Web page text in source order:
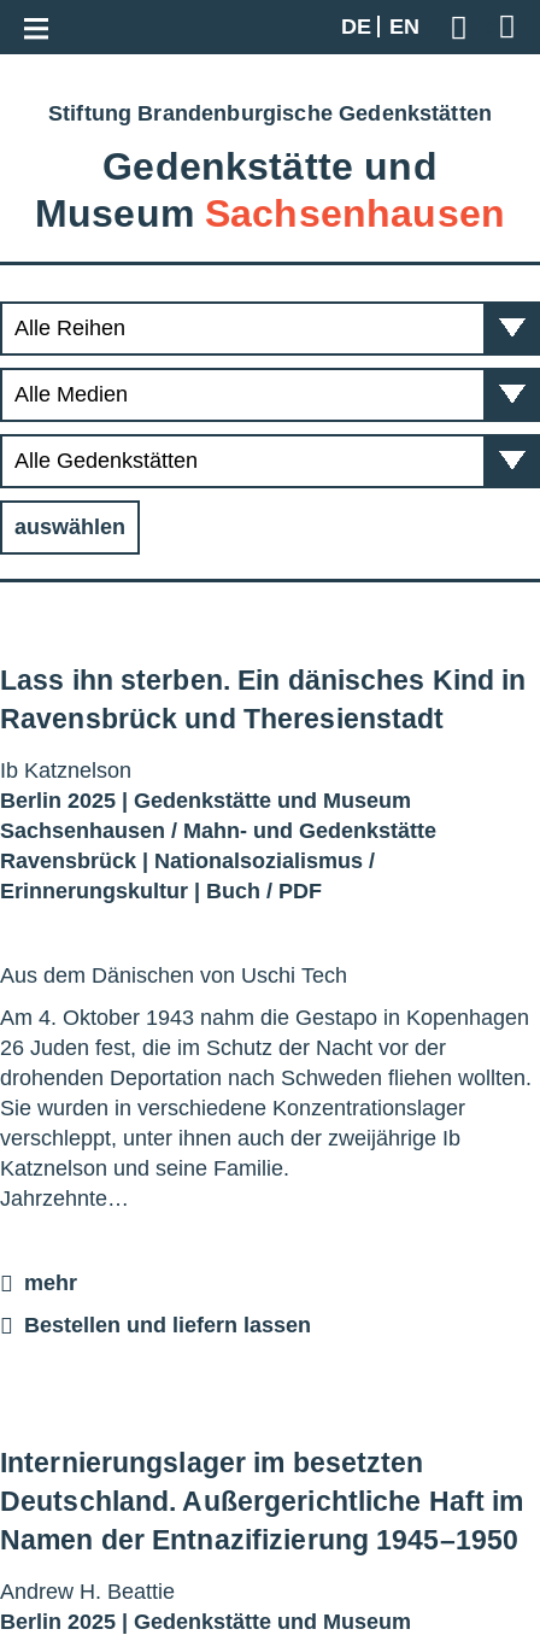
DE
EN
Geben
Zur Gesamtübersicht
Stiftung Brandenburgische Gedenkstätten
Gedenkstätte und
Museum Sachsenhausen
auswählen
Lass ihn sterben. Ein dänisches Kind in
Ravensbrück und Theresienstadt
Ib Katznelson
Berlin 2025 | Gedenkstätte und Museum
Sachsenhausen / Mahn- und Gedenkstätte
Ravensbrück | Nationalsozialismus /
Erinnerungskultur | Buch / PDF
Aus dem Dänischen von Uschi Tech
Am 4. Oktober 1943 nahm die Gestapo in Kopenhagen
26 Juden fest, die im Schutz der Nacht vor der
drohenden Deportation nach Schweden fliehen wollten.
Sie wurden in verschiedene Konzentrationslager
verschleppt, unter ihnen auch der zweijährige Ib
Katznelson und seine Familie.
Jahrzehnte…
mehr
Bestellen und liefern lassen
Internierungslager im besetzten
Deutschland. Außergerichtliche Haft im
Namen der Entnazifizierung 1945–1950
Andrew H. Beattie
Berlin 2025 | Gedenkstätte und Museum